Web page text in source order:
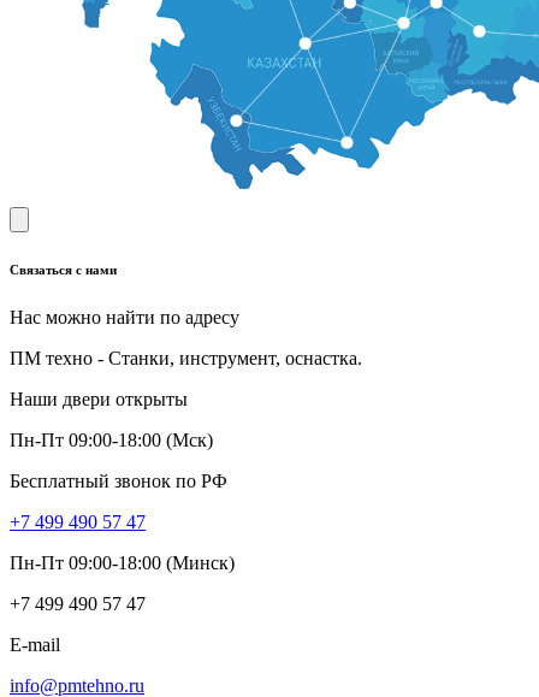
Связаться с нами
Нас можно найти по адресу
ПМ техно - Станки, инструмент, оснастка.
Наши двери открыты
Пн-Пт 09:00-18:00 (Мск)
Бесплатный звонок по РФ
+7 499 490 57 47
Пн-Пт 09:00-18:00 (Минск)
+7 499 490 57 47
E-mail
info@pmtehno.ru